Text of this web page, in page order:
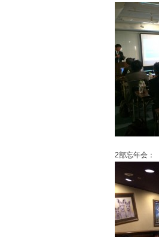
2部忘年会：